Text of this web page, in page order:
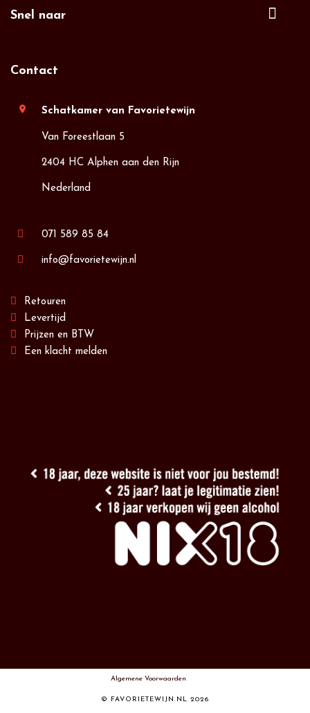
Snel naar
Contact
location_on Schatkamer van Favorietewijn
Van Foreestlaan 5
2404 HC Alphen aan den Rijn
Nederland
071 589 85 84
info@favorietewijn.nl
Retouren
Levertijd
Prijzen en BTW
Een klacht melden
Algemene Voorwaarden
© FAVORIETEWIJN.NL 2026